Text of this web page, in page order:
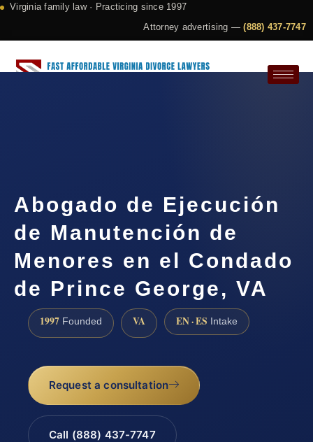
Virginia family law · Practicing since 1997
Attorney advertising —(888) 437-7747
Abogado de Ejecución
de Manutención de
Menores en el Condado
de Prince George, VA
1997 Founded VA EN · ES Intake
Request a consultation
Call (888) 437-7747